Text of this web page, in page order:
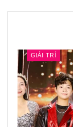
GIẢI TRÍ